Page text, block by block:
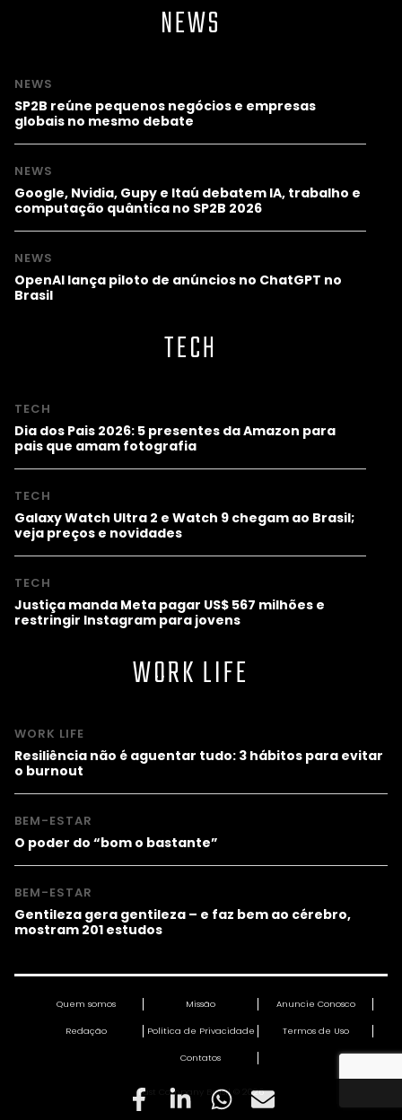
NEWS
NEWS
SP2B reúne pequenos negócios e empresas
globais no mesmo debate
NEWS
Google, Nvidia, Gupy e Itaú debatem IA, trabalho e
computação quântica no SP2B 2026
NEWS
OpenAI lança piloto de anúncios no ChatGPT no
Brasil
TECH
TECH
Dia dos Pais 2026: 5 presentes da Amazon para
pais que amam fotografia
TECH
Galaxy Watch Ultra 2 e Watch 9 chegam ao Brasil;
veja preços e novidades
TECH
Justiça manda Meta pagar US$ 567 milhões e
restringir Instagram para jovens
WORK LIFE
WORK LIFE
Resiliência não é aguentar tudo: 3 hábitos para evitar
o burnout
BEM-ESTAR
O poder do “bom o bastante”
BEM-ESTAR
Gentileza gera gentileza – e faz bem ao cérebro,
mostram 201 estudos
Quem somos Missão Anuncie Conosco
Redação Política de Privacidade Termos de Uso
Contatos
Fast Company Brasil © 2026